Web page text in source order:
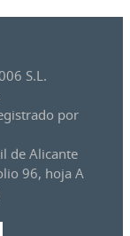
S.L.
por
de Alicante
96, hoja A